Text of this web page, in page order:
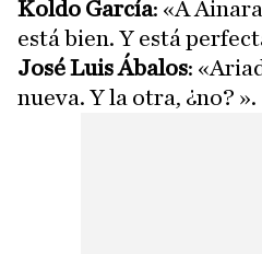
Koldo García: «A
está bien. Y está
José Luis Ábalos:
nueva. Y la otra, ¿no? ».